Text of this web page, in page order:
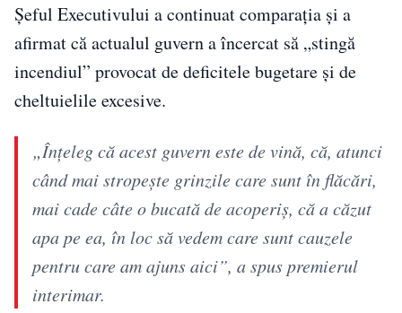
Șeful Executivului a continuat comparația și a
afirmat că actualul guvern a încercat să „stingă
incendiul” provocat de deficitele bugetare și de
cheltuielile excesive.
„Înţeleg că acest guvern este de vină, că, atunci
când mai stropeşte grinzile care sunt în flăcări,
mai cade câte o bucată de acoperiş, că a căzut
apa pe ea, în loc să vedem care sunt cauzele
pentru care am ajuns aici”, a spus premierul
interimar.